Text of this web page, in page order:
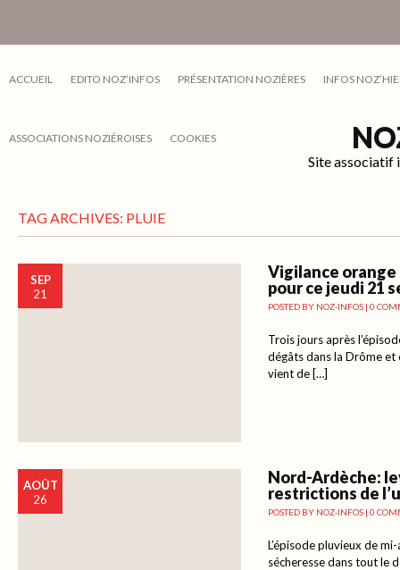
ACCUEIL EDITO NOZ’INFOS PRÉSENTATION NOZIÈRES INFOS
ASSOCIATIONS NOZIÉROISES COOKIES
Site associatif
TAG ARCHIVES: PLUIE
SEP
21
Vigilance
pour ce jeudi 21
POSTED BY NOZ-INFOS | 0
Trois jours après
dégâts dans la Drôme et
vient de […]
AOÛT
26
Nord-Ardèche:
restrictions de
POSTED BY NOZ-INFOS | 0
L’épisode pluvieux de
sécheresse dans tout le